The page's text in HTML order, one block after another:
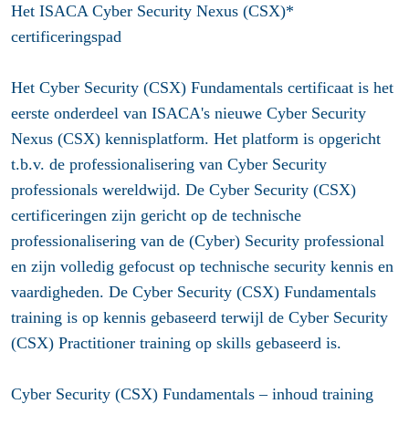
Het ISACA Cyber Security Nexus (CSX)*
certificeringspad
Het Cyber Security (CSX) Fundamentals certificaat is het
eerste onderdeel van ISACA's nieuwe Cyber Security
Nexus (CSX) kennisplatform. Het platform is opgericht
t.b.v. de professionalisering van Cyber Security
professionals wereldwijd. De Cyber Security (CSX)
certificeringen zijn gericht op de technische
professionalisering van de (Cyber) Security professional
en zijn volledig gefocust op technische security kennis en
vaardigheden. De Cyber Security (CSX) Fundamentals
training is op kennis gebaseerd terwijl de Cyber Security
(CSX) Practitioner training op skills gebaseerd is.
Cyber Security (CSX) Fundamentals – inhoud training